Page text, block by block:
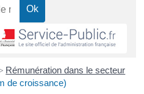
> Rémunération dans le secteur
de croissance)